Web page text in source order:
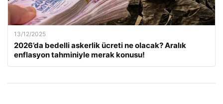
13/12/2025
2026’da bedelli askerlik ücreti ne olacak? Aralık
enflasyon tahminiyle merak konusu!